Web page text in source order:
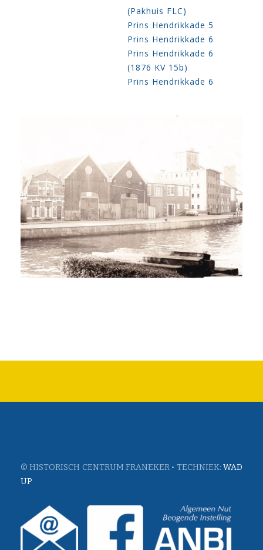
(Pakhuis FLC)
Prins Hendrikkade 5
Prins Hendrikkade 6
Prins Hendrikkade 6
(1876 KV 15b)
Prins Hendrikkade 6
© HISTORISCH CENTRUM FRANEKER • TECHNIEK: WAD
UP